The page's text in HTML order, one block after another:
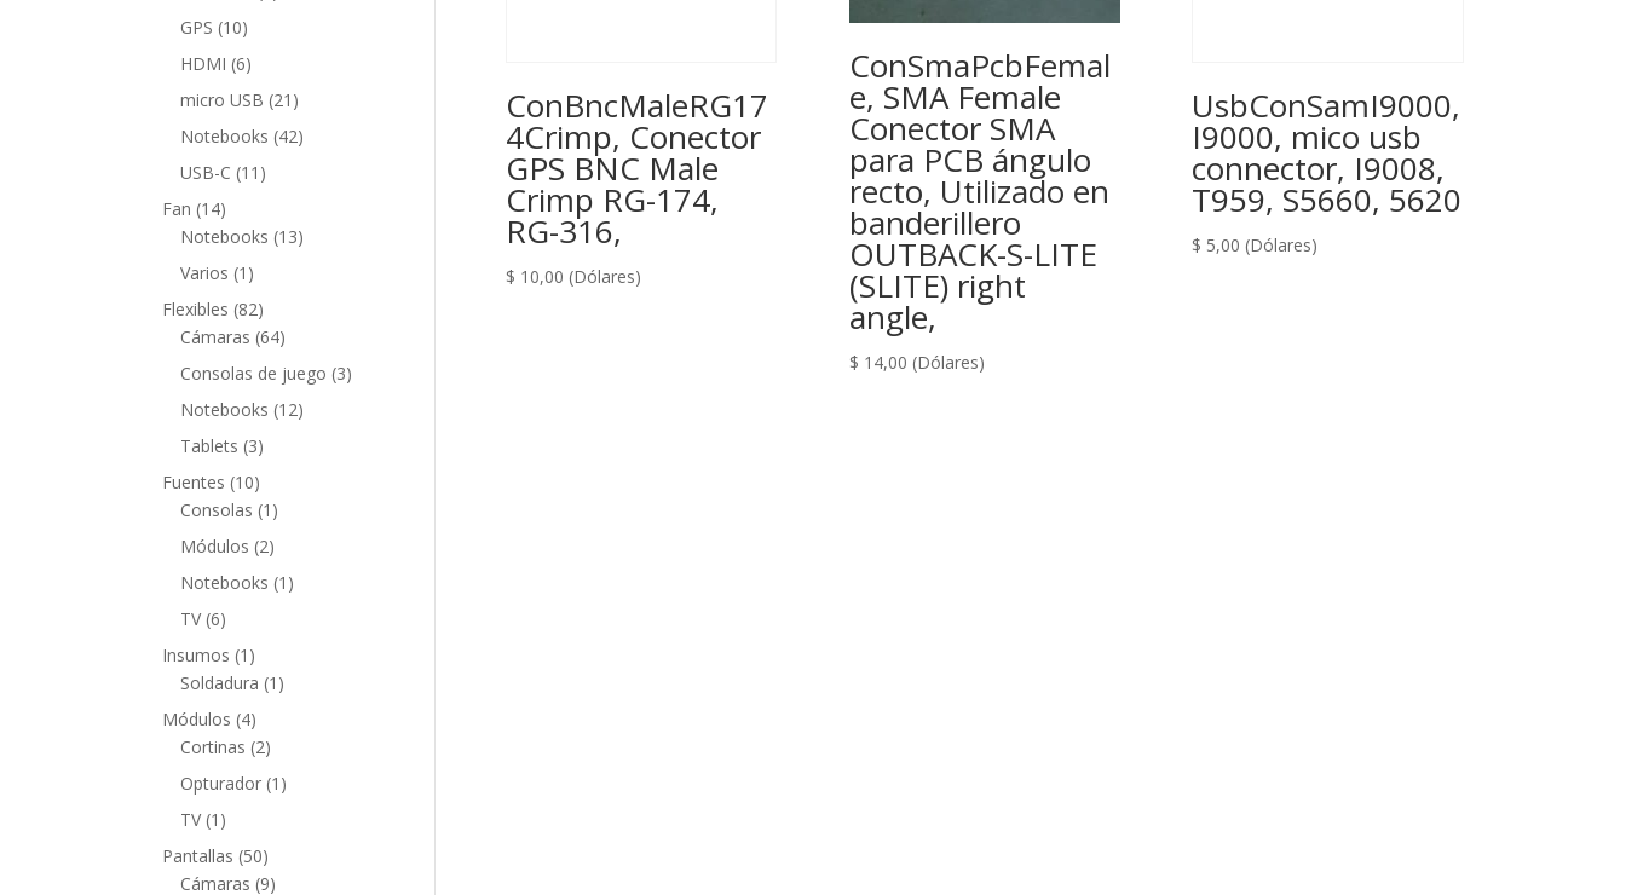
ConBncMaleRG17
4Crimp, Conector
GPS BNC Male
Crimp RG-174,
RG-316,
$ 10,00 (Dólares)
ConSmaPcbFemal
e, SMA Female
Conector SMA
para PCB ángulo
recto, Utilizado en
banderillero
OUTBACK-S-LITE
(SLITE) right
angle,
$ 14,00 (Dólares)
UsbConSamI9000,
I9000, mico usb
connector, I9008,
T959, S5660, 5620
$ 5,00 (Dólares)
GPS 1010
productos
HDMI 66
productos
micro USB 21 21
productos
Notebooks 4242
USB-C 11 11
Fan 1414
productos
Notebooks 1313
Varios 1 1
producto
Flexibles 8282
productos
Cámaras 6464
productos
Consolas de juego 33
Notebooks 1212
Tablets 33
productos
Fuentes 1010
productos
Consolas 1 1
producto
Módulos 22
productos
Notebooks 1 1
TV 66
productos
Insumos 1 1
producto
Soldadura 1 1
Módulos 44
productos
Cortinas 22
productos
Opturador 1 1
TV 1 1
producto
Pantallas 5050
productos
Cámaras 99